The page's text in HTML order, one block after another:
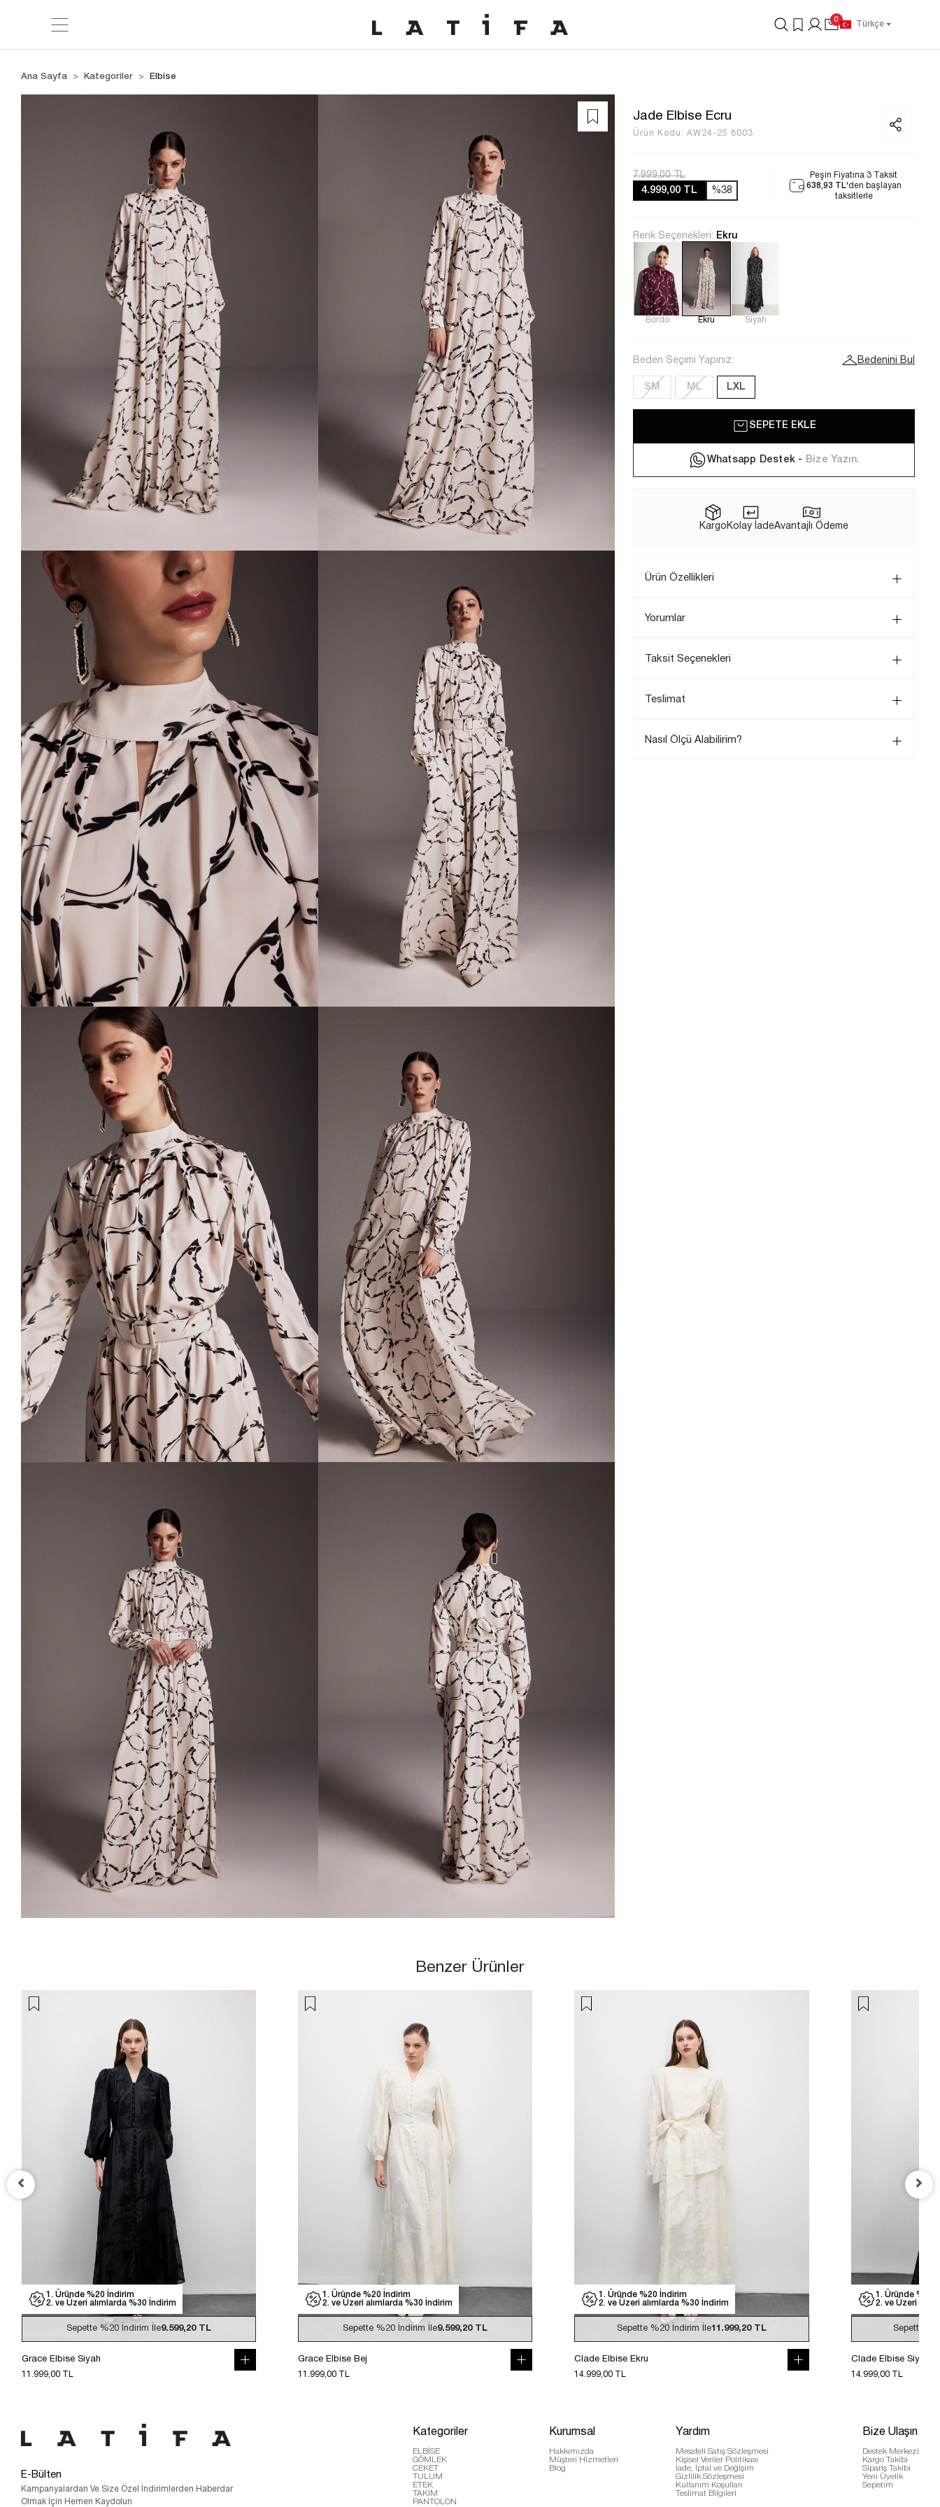
0
Türkçe
Ana Sayfa Kategoriler Elbise
Jade Elbise Ecru
Ürün Kodu:AW24-25 8003
7.999,00 TL
4.999,00 TL %38
Peşin Fiyatına 3 Taksit
638,93 TL'den başlayan
taksitlerle
Renk Seçenekleri: Ekru
Bordo Ekru Siyah
Beden Seçimi Yapınız: Bedenini Bul
SM ML LXL
SEPETE EKLE
Whatsapp Destek - Bize Yazın.
Kargo Kolay İadeAvantajlı Ödeme
Ürün Özellikleri
Yorumlar
Taksit Seçenekleri
Teslimat
Nasıl Ölçü Alabilirim?
Benzer Ürünler
1. Üründe %20 İndirim
2. ve Üzeri alımlarda %30 İndirim
Sepette%20 İndirim İle9.599,20 TL
Grace Elbise Siyah
11.999,00 TL
1. Üründe %20 İndirim
2. ve Üzeri alımlarda %30 İndirim
Sepette %20 İndirim İle9.599,20 TL
Grace Elbise Bej
11.999,00 TL
1. Üründe %20 İndirim
2. ve Üzeri alımlarda %30 İndirim
Sepette %20 İndirim İle11.999,20 TL
Clade Elbise Ekru
14.999,00 TL
1. Üründe %20
2. ve Üzeri
Sepette
Clade Elbise Siyah
14.999,00 TL
E-Bülten
Kampanyalardan Ve Size Özel İndirimlerden Haberdar
Olmak İçin Hemen Kaydolun
Kategoriler
ELBİSE
GÖMLEK
CEKET
TULUM
ETEK
TAKIM
PANTOLON
Kurumsal
Hakkımızda
Müşteri Hizmetleri
Blog
Yardım
Mesafeli Satış Sözleşmesi
Kişisel Veriler Politikası
İade, İptal ve Değişim
Gizlilik Sözleşmesi
Kullanım Koşulları
Teslimat Bilgileri
Bize Ulaşın
Destek Merkezi
Kargo Takibi
Sipariş Takibi
Yeni Üyelik
Sepetim